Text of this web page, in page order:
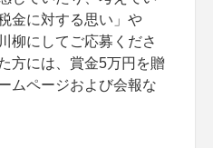
金に対する思い」や
柳にしてご応募くださ
方には、賞金5万円を贈
ムページおよび会報な